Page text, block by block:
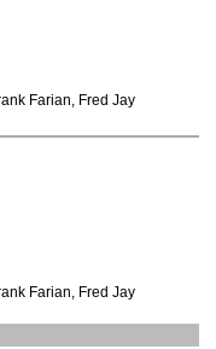
Farian, Fred Jay
Farian, Fred Jay